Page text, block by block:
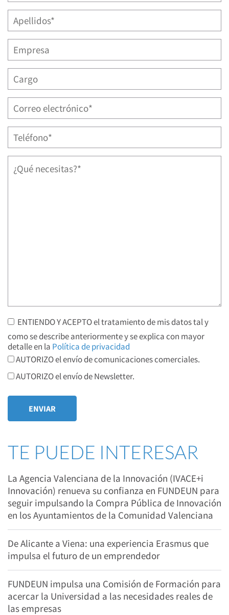
ENTIENDO Y ACEPTO el tratamiento de mis datos tal y
como se describe anteriormente y se explica con mayor
detalle en la Política de privacidad
AUTORIZO el envío de comunicaciones comerciales.
AUTORIZO el envío de Newsletter.
TE PUEDE INTERESAR
La Agencia Valenciana de la Innovación (IVACE+i
Innovación) renueva su confianza en FUNDEUN para
seguir impulsando la Compra Pública de Innovación
en los Ayuntamientos de la Comunidad Valenciana
De Alicante a Viena: una experiencia Erasmus que
impulsa el futuro de un emprendedor
FUNDEUN impulsa una Comisión de Formación para
acercar la Universidad a las necesidades reales de
las empresas